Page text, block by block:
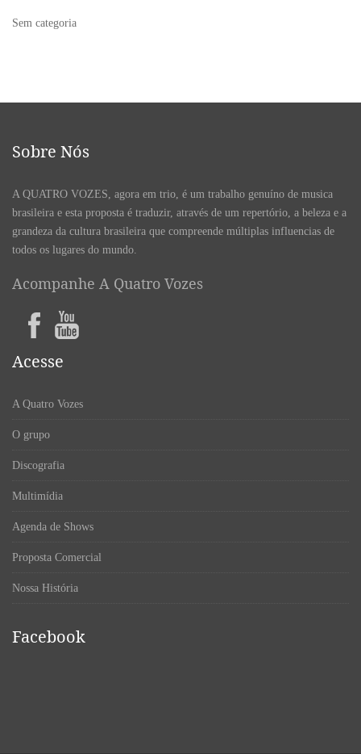
Sem categoria
Sobre Nós
A QUATRO VOZES, agora em trio, é um trabalho genuíno de musica
brasileira e esta proposta é traduzir, através de um repertório, a beleza e a
grandeza da cultura brasileira que compreende múltiplas influencias de
todos os lugares do mundo.
Acompanhe A Quatro Vozes
Acesse
A Quatro Vozes
O grupo
Discografia
Multimídia
Agenda de Shows
Proposta Comercial
Nossa História
Facebook